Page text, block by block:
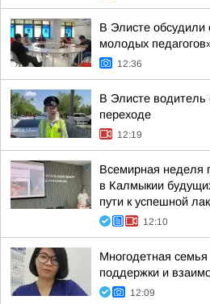
В Элисте обсудили
молодых
12:36
В Элисте водитель
переходе
12:19
Всемирная неделя
в Калмыкии
пути к успешной
12:10
Многодетная
поддержки и
12:09